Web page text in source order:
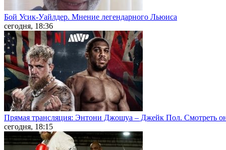
Бой Усик-Уайлдер. Мнение легендарного Льюиса
сегодня, 18:36
Прямая трансляция: Энтони Джошуа – Джейк Пол. Смотреть
сегодня, 18:15